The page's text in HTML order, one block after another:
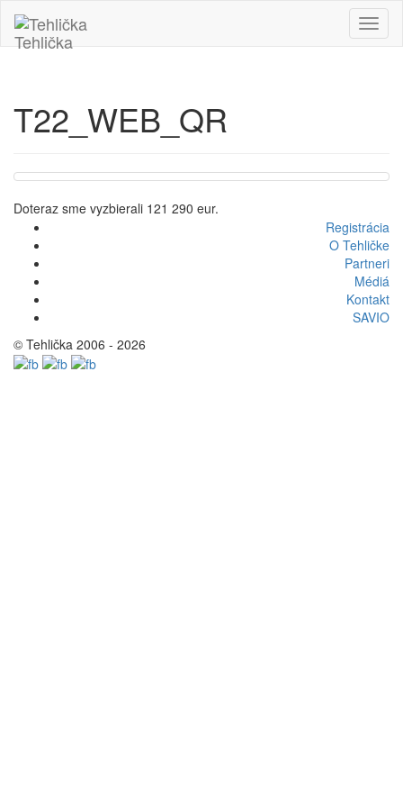
Tehlička
T22_WEB_QR
Doteraz sme vyzbierali 121 290 eur.
Registrácia
O Tehličke
Partneri
Médiá
Kontakt
SAVIO
© Tehlička 2006 - 2026